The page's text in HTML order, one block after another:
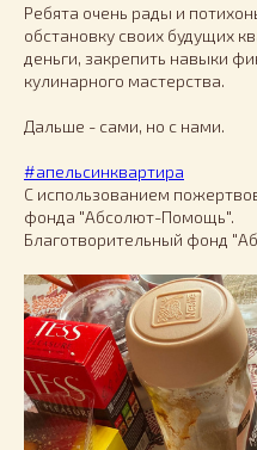
Ребята очень рады и
обстановку своих будущих
деньги, закрепить навыки
кулинарного мастерства.
Дальше - сами, но с нами.
#апельсинквартира
С использованием
фонда "Абсолют-Помощь".
Благотворительный фонд